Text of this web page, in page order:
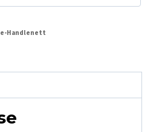
Handlenett